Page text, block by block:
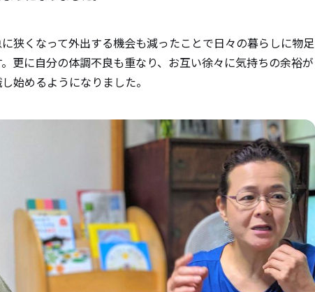
狭くなって外出する機会も減ったことで日々の暮らしに物足
更に自分の体調不良も重なり、お互い徐々に気持ちの余裕が
始めるようになりました。